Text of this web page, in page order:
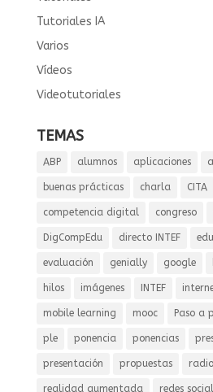
Tutoriales IA
Varios
Vídeos
Videotutoriales
TEMAS
ABP alumnos aplicaciones
buenas prácticas charla CITA
competencia digital congreso
DigCompEdu directo INTEF
evaluación genially google
hilos imágenes INTEF
mobile learning mooc Paso a
ple ponencia ponencias
presentación propuestas radio
realidad aumentada redes